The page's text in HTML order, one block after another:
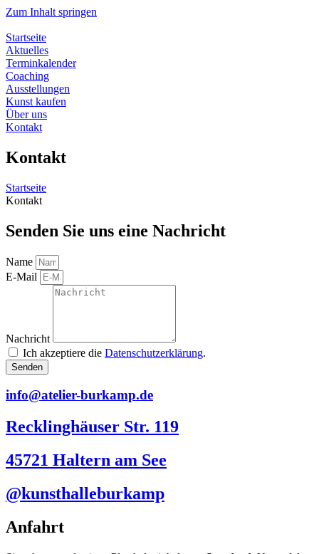
Zum Inhalt springen
Startseite
Aktuelles
Terminkalender
Coaching
Ausstellungen
Kunst kaufen
Über uns
Kontakt
Kontakt
Startseite
Kontakt
Senden Sie uns eine Nachricht
Name
E-Mail
Nachricht
Ich akzeptiere die Datenschutzerklärung.
Senden
info@atelier-burkamp.de
Recklinghäuser Str. 119
45721 Haltern am See
@kunsthalleburkamp
Anfahrt